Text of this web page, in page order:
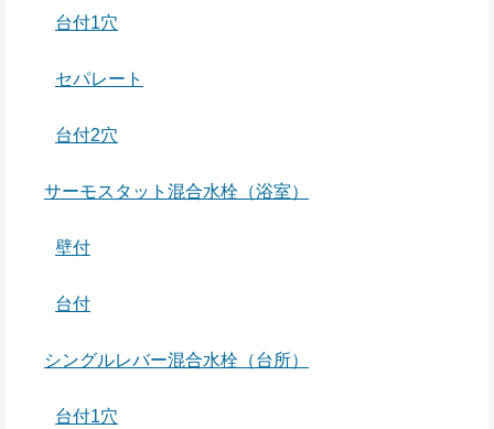
台付1穴
セパレート
台付2穴
サーモスタット混合水栓（浴室）
壁付
台付
シングルレバー混合水栓（台所）
台付1穴